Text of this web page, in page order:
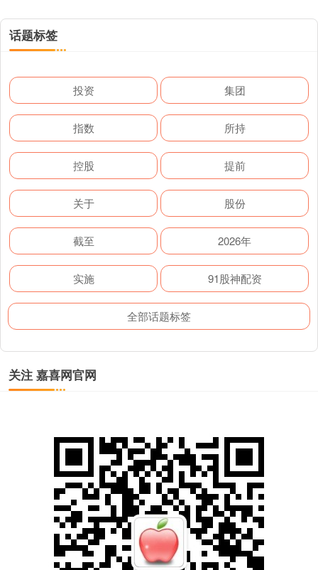
话题标签
投资 集团
指数 所持
控股 提前
关于 股份
截至 2026年
实施 91股神配资
全部话题标签
关注 嘉喜网官网